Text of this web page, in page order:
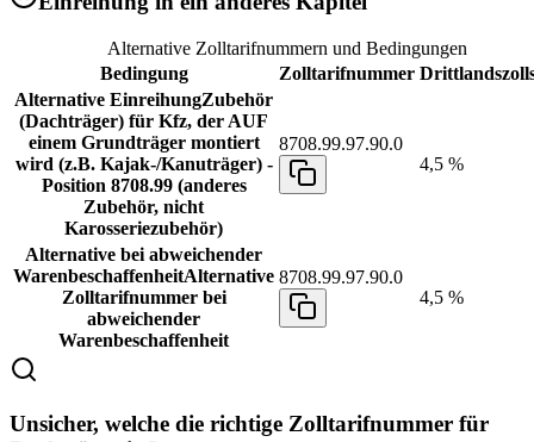
Alternative Zolltarifnummern und Bedingungen
Bedingung
Zolltarifnummer
Alternative EinreihungZubehör
(Dachträger) für Kfz, der AUF
einem Grundträger montiert
wird (z.B. Kajak-/Kanuträger) -
Position 8708.99 (anderes
Zubehör, nicht
Karosseriezubehör)
8708.99.97.90.0
4,5 %
Alternative bei abweichender
WarenbeschaffenheitAlternative
Zolltarifnummer bei
abweichender
Warenbeschaffenheit
8708.99.97.90.0
4,5 %
Unsicher, welche die richtige Zolltarifnummer für